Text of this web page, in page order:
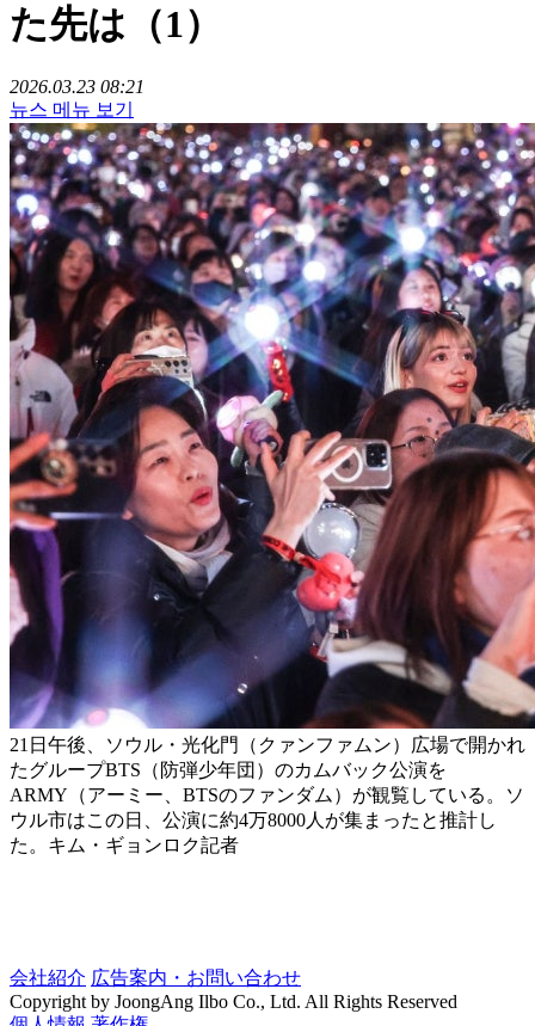
た先は（1）
2026.03.23 08:21
뉴스 메뉴 보기
21日午後、ソウル・光化門（クァンファムン）広場で開かれ
たグループBTS（防弾少年団）のカムバック公演を
ARMY（アーミー、BTSのファンダム）が観覧している。ソ
ウル市はこの日、公演に約4万8000人が集まったと推計し
た。キム・ギョンロク記者
会社紹介 広告案内・お問い合わせ
Copyright by JoongAng Ilbo Co., Ltd. All Rights Reserved